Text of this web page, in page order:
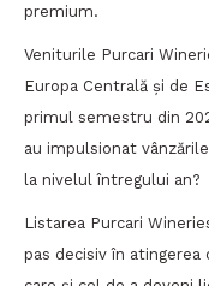
premium.
Veniturile Purcari
Europa Centrală și de
primul semestru din
au impulsionat
la nivelul întregului an?
Listarea Purcari
pas decisiv în